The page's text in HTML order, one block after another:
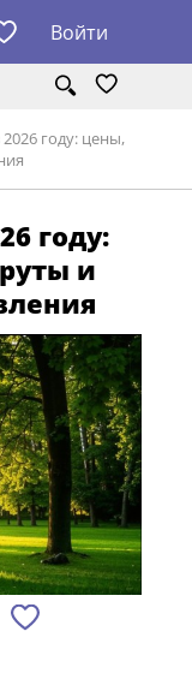
Войти
году: цены,
году:
и